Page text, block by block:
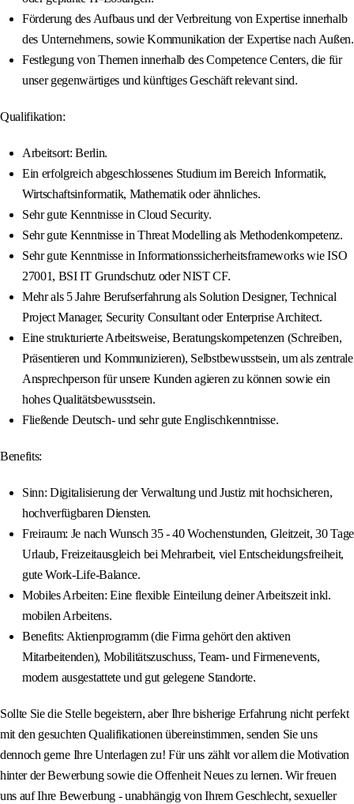
Förderung des Aufbaus und der Verbreitung von Expertise innerhalb
des Unternehmens, sowie Kommunikation der Expertise nach Außen.
Festlegung von Themen innerhalb des Competence Centers, die für
unser gegenwärtiges und künftiges Geschäft relevant sind.
Qualifikation:
Arbeitsort: Berlin.
Ein erfolgreich abgeschlossenes Studium im Bereich Informatik,
Wirtschaftsinformatik, Mathematik oder ähnliches.
Sehr gute Kenntnisse in Cloud Security.
Sehr gute Kenntnisse in Threat Modelling als Methodenkompetenz.
Sehr gute Kenntnisse in Informationssicherheitsframeworks wie ISO
27001, BSI IT Grundschutz oder NIST CF.
Mehr als 5 Jahre Berufserfahrung als Solution Designer, Technical
Project Manager, Security Consultant oder Enterprise Architect.
Eine strukturierte Arbeitsweise, Beratungskompetenzen (Schreiben,
Präsentieren und Kommunizieren), Selbstbewusstsein, um als zentrale
Ansprechperson für unsere Kunden agieren zu können sowie ein
hohes Qualitätsbewusstsein.
Fließende Deutsch- und sehr gute Englischkenntnisse.
Benefits:
Sinn: Digitalisierung der Verwaltung und Justiz mit hochsicheren,
hochverfügbaren Diensten.
Freiraum: Je nach Wunsch 35 - 40 Wochenstunden, Gleitzeit, 30 Tage
Urlaub, Freizeitausgleich bei Mehrarbeit, viel Entscheidungsfreiheit,
gute Work-Life-Balance.
Mobiles Arbeiten: Eine flexible Einteilung deiner Arbeitszeit inkl.
mobilen Arbeitens.
Benefits: Aktienprogramm (die Firma gehört den aktiven
Mitarbeitenden), Mobilitätszuschuss, Team- und Firmenevents,
modern ausgestattete und gut gelegene Standorte.
Sollte Sie die Stelle begeistern, aber Ihre bisherige Erfahrung nicht perfekt
mit den gesuchten Qualifikationen übereinstimmen, senden Sie uns
dennoch gerne Ihre Unterlagen zu! Für uns zählt vor allem die Motivation
hinter der Bewerbung sowie die Offenheit Neues zu lernen. Wir freuen
uns auf Ihre Bewerbung - unabhängig von Ihrem Geschlecht, sexueller